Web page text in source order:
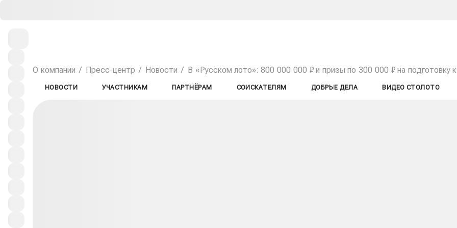
О компании Пресс-центр Новости В «Русском лото»: 800 000 000 ₽ и призы по 300 000 ₽ на подготовку
НОВОСТИ УЧАСТНИКАМ ПАРТНЁРАМ СОИСКАТЕЛЯМ ДОБРЫЕ ДЕЛА ВИДЕО СТОЛОТО